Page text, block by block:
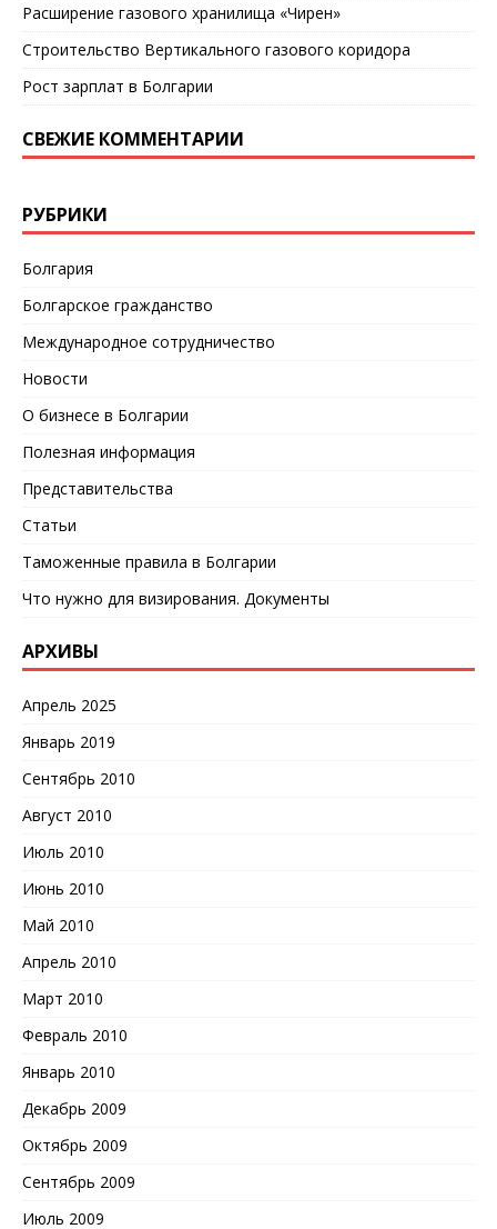
Расширение газового хранилища «Чирен»
Строительство Вертикального газового коридора
Рост зарплат в Болгарии
СВЕЖИЕ КОММЕНТАРИИ
РУБРИКИ
Болгария
Болгарское гражданство
Международное сотрудничество
Новости
О бизнесе в Болгарии
Полезная информация
Представительства
Статьи
Таможенные правила в Болгарии
Что нужно для визирования. Документы
АРХИВЫ
Апрель 2025
Январь 2019
Сентябрь 2010
Август 2010
Июль 2010
Июнь 2010
Май 2010
Апрель 2010
Март 2010
Февраль 2010
Январь 2010
Декабрь 2009
Октябрь 2009
Сентябрь 2009
Июль 2009